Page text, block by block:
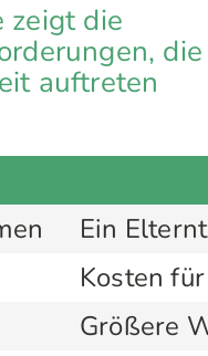
zeigt die
die
auftreten
Ein
Kosten
Größere